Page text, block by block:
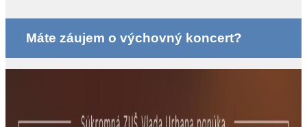
Máte záujem o výchovný koncert?